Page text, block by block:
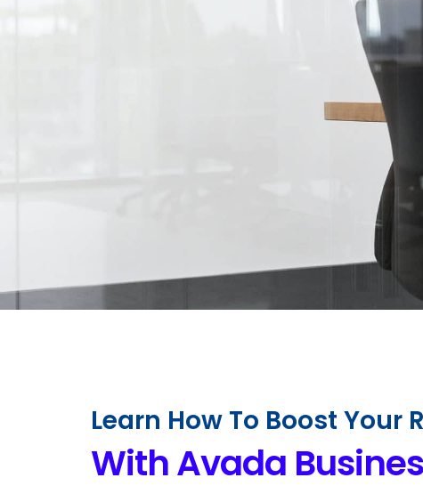
Learn How To Boost Your
With Avada